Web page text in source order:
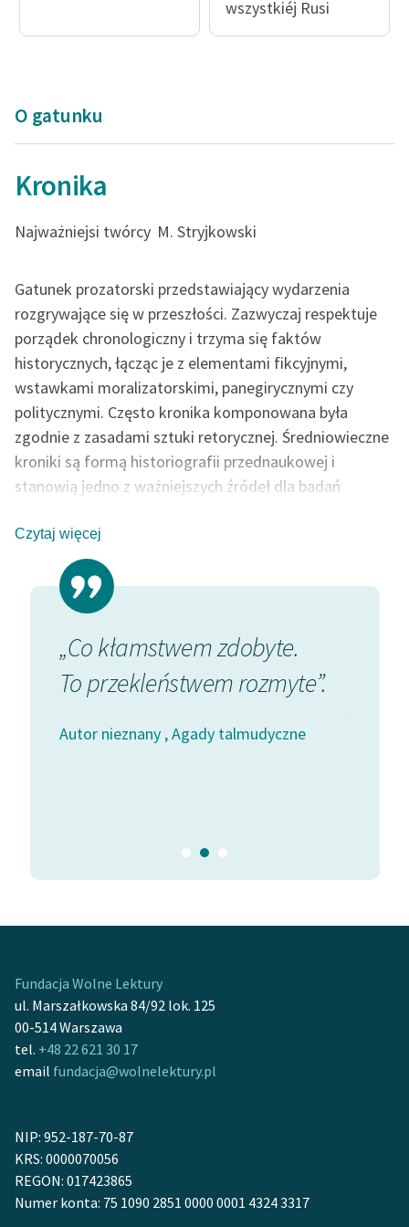
lektur szkolnych oraz
Odkurzamy bohaterów
Lektur
Kontakt
O projekcie
Zespół
Zasady wykorzystania
Wolnych Lektur
Materiały promocyjne
Polityka prywatności
Regulamin biblioteki
Dane fundacji i
sprawozdania finansowe
Informacja o treściach
wszystkiéj Rusi
O gatunku
Kronika
Najważniejsi twórcy M. Stryjkowski
Gatunek prozatorski przedstawiający wydarzenia
rozgrywające się w przeszłości. Zazwyczaj respektuje
porządek chronologiczny i trzyma się faktów
historycznych, łącząc je z elementami fikcyjnymi,
wstawkami moralizatorskimi, panegirycznymi czy
politycznymi. Często kronika komponowana była
zgodnie z zasadami sztuki retorycznej. Średniowieczne
kroniki są formą historiografii przednaukowej i
stanowią jedno z ważniejszych źródeł dla badań
autorka: Ilona Kalamon
Czytaj więcej
„Co kłamstwem zdobyte.
To przekleństwem rozmyte”.
Autor nieznany , Agady talmudyczne
Fundacja Wolne Lektury
ul. Marszałkowska 84/92 lok. 125
00-514 Warszawa
tel. +48 22 621 30 17
email fundacja@wolnelektury.pl
NIP: 952-187-70-87
KRS: 0000070056
REGON: 017423865
Numer konta: 75 1090 2851 0000 0001 4324 3317